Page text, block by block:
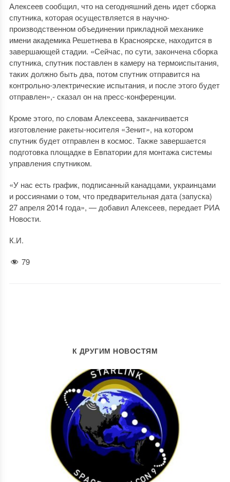
Алексеев сообщил, что на сегодняшний день идет сборка
спутника, которая осуществляется в научно-
производственном объединении прикладной механике
имени академика Решетнева в Красноярске, находится в
завершающей стадии. «Сейчас, по сути, закончена сборка
спутника, спутник поставлен в камеру на термоиспытания,
таких должно быть два, потом спутник отправится на
контрольно-электрические испытания, и после этого будет
отправлен»,- сказал он на пресс-конференции.
Кроме этого, по словам Алексеева, заканчивается
изготовление ракеты-носителя «Зенит», на котором
спутник будет отправлен в космос. Также завершается
подготовка площадке в Евпатории для монтажа системы
управления спутником.
«У нас есть график, подписанный канадцами, украинцами
и россиянами о том, что предварительная дата (запуска)
27 апреля 2014 года», — добавил Алексеев, передает РИА
Новости.
К.И.
79
К ДРУГИМ НОВОСТЯМ